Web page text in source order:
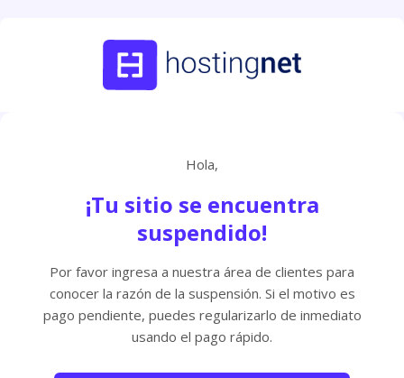
Hola,
¡Tu sitio se encuentra
suspendido!
Por favor ingresa a nuestra área de clientes para
conocer la razón de la suspensión. Si el motivo es
pago pendiente, puedes regularizarlo de inmediato
usando el pago rápido.